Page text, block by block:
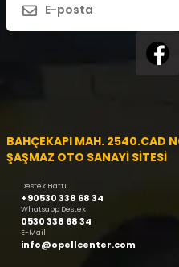
BAHÇEKAPI MAH. 2540.CAD
ŞAŞMAZ OTO SANAYİ SİTESİ
Destek Hattı
+90530 338 68 34
Whatsapp Destek
0530 338 68 34
E-Mail
info@opellcenter.com